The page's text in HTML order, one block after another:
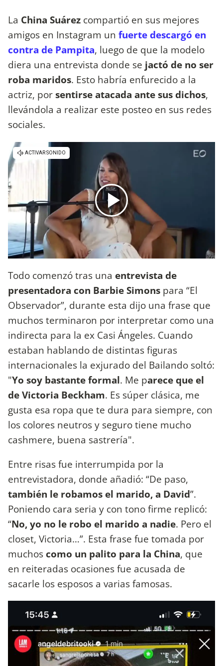
La China Suárez compartió en sus mejores
amigos en Instagram un fuerte descargó en
contra de Pampita, luego de que la modelo
diera una entrevista donde se jactó de no ser
roba maridos. Esto habría enfurecido a la
actriz, porsentirse atacada ante sus dichos,
llevándola a realizar este posteo en sus redes
sociales.
Todo comenzó tras una entrevista de
presentadora con Barbie Simons para “El
Observador”, durante esta dijo una frase que
muchos terminaron por interpretar como una
indirecta para la ex Casi Ángeles. Cuando
estaban hablando de distintas figuras
internacionales la exjurado del Bailando soltó:
"Yo soy bastante formal. Me parece que el
de Victoria Beckham. Es súper clásica, me
gusta esa ropa que te dura para siempre, con
los colores neutros y seguro tiene mucho
cashmere, buena sastrería".
Entre risas fue interrumpida por la
entrevistadora, donde añadió: “De paso,
también le robamos el marido, a David”.
Poniendo cara seria y con tono firme replicó:
“No, yo no le robo el marido a nadie. Pero el
closet, Victoria…”. Esta frase fue tomada por
muchos como un palito para la China, que
en reiteradas ocasiones fue acusada de
sacarle los esposos a varias famosas.